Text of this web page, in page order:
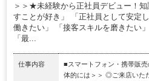
＞＞★未経験から正社員デビュー！
すことが好き」 「正社員として安定
働きたい」 「接客スキルを磨きたい
「最...
仕事内容
■スマートフォン・携帯販
体的には＞＞ ◎ご来店いた